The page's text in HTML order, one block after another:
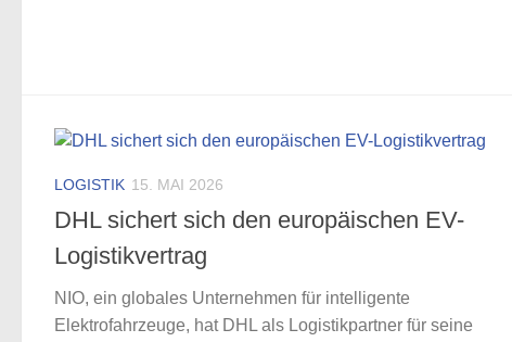
LOGISTIK 15. MAI 2026
DHL sichert sich den europäischen EV-
Logistikvertrag
NIO, ein globales Unternehmen für intelligente
Elektrofahrzeuge, hat DHL als Logistikpartner für seine